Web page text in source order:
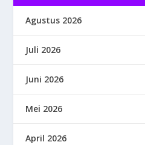
Agustus 2026
Juli 2026
Juni 2026
Mei 2026
April 2026